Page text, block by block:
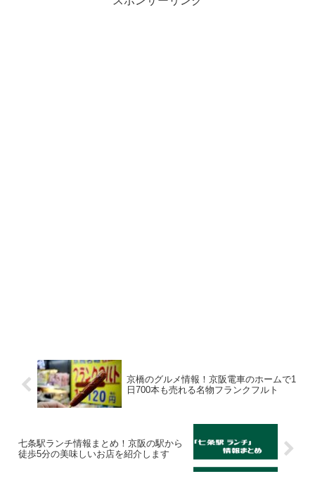
京橋のグルメ情報！京阪電車のホームで1
日700本も売れる名物フランクフルト
七条駅ランチ情報まとめ！京阪の駅から
徒歩5分の美味しいお店を紹介します